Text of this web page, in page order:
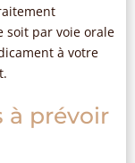
soit par voie orale
à votre
à prévoir